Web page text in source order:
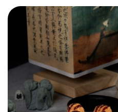
სუშის ტორტი